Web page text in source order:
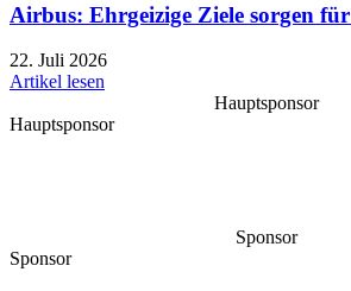
Airbus: Ehrgeizige Ziele sorgen
22. Juli 2026
Artikel lesen
Hauptsponsor
Hauptsponsor
Sponsor
Sponsor